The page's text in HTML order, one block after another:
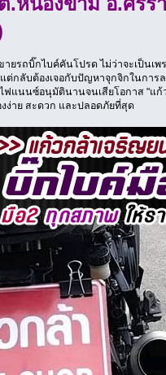
รถบิ๊กไบค์คันโปรด ไม่ว่าจะเป็นเพ
ต่กลับต้องเจอกับปัญหาจุกจิกในการ
ฟแนนซ์อนุมัตินานจนเสียโอกาส "แ
ง่าย สะดวก และปลอดภัยที่สุด